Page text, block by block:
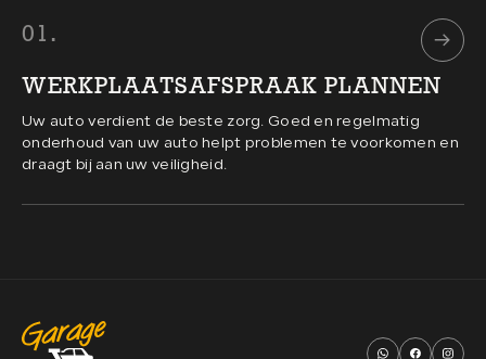
01.
WERKPLAATSAFSPRAAK PLANNEN
Uw auto verdient de beste zorg. Goed en regelmatig
onderhoud van uw auto helpt problemen te voorkomen en
draagt bij aan uw veiligheid.